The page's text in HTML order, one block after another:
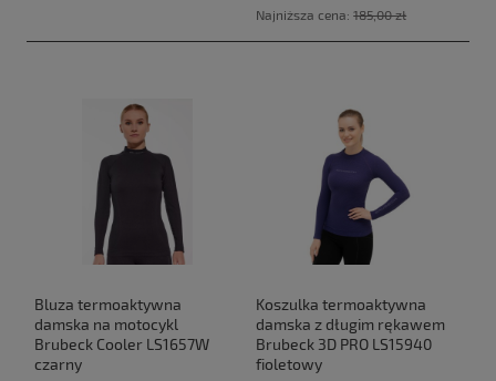
Najniższa cena:185,00 zł
Bluza termoaktywna
damska na motocykl
Brubeck Cooler LS1657W
czarny
Koszulka termoaktywna
damska z długim rękawem
Brubeck 3D PRO LS15940
fioletowy